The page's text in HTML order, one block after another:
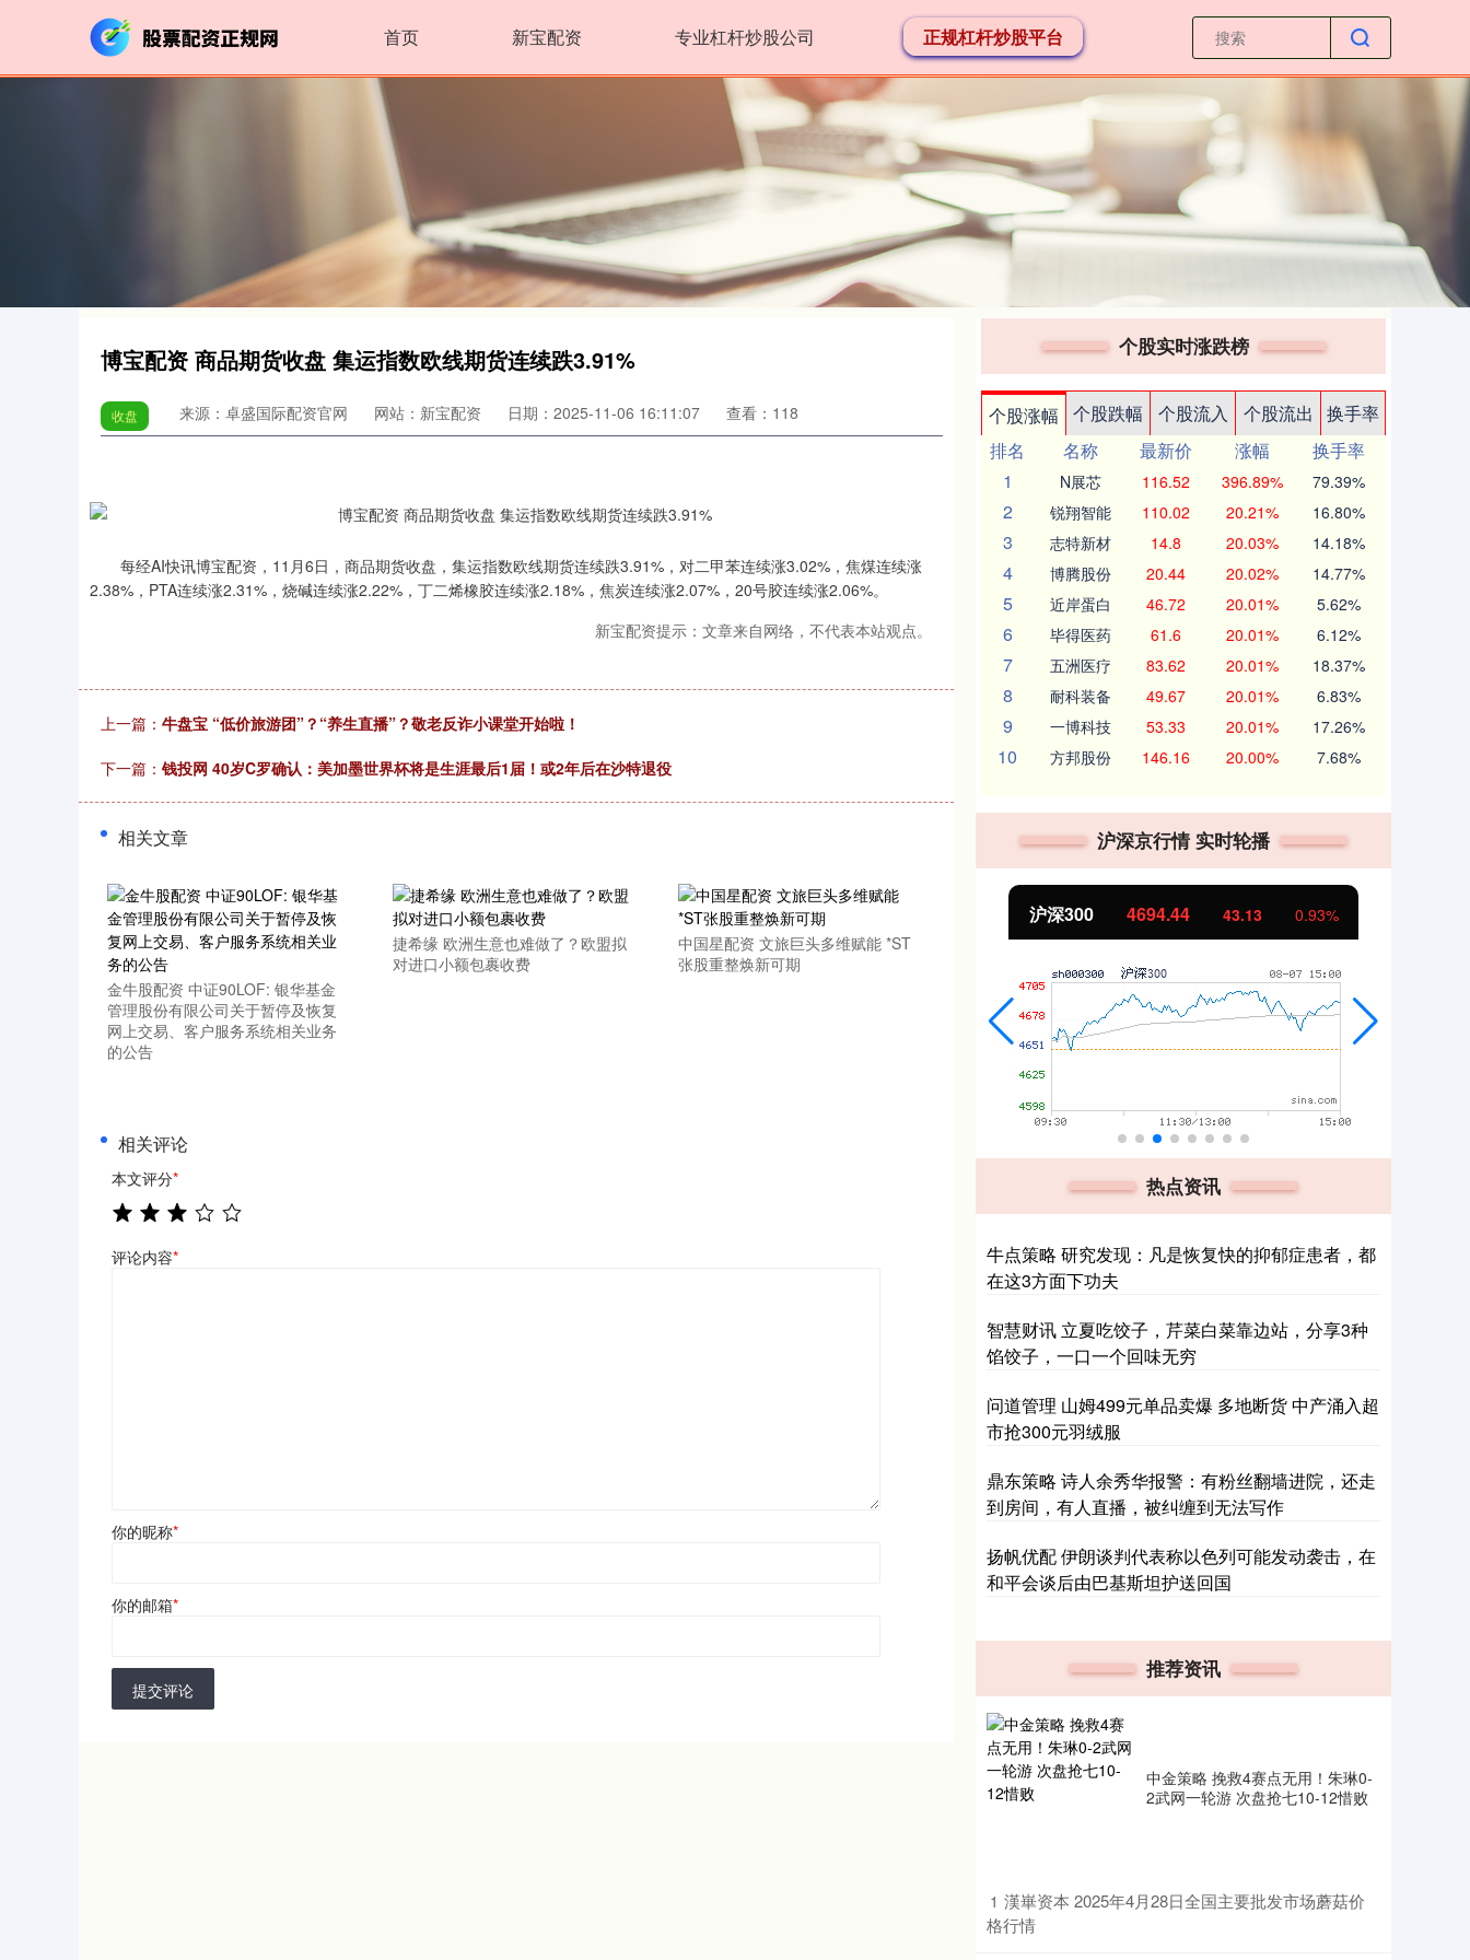
首页 新宝配资 专业杠杆炒股公司 正规杠杆炒股平台
博宝配资 商品期货收盘 集运指数欧线期货连续跌3.91%
收盘 来源：卓盛国际配资官网 网站：新宝配资 日期：2025-11-06 16:11:07 查看：118
每经AI快讯博宝配资，11月6日，商品期货收盘，集运指数欧线期货连续跌3.91%，对二甲苯连续涨3.02%，焦煤连续涨
2.38%，PTA连续涨2.31%，烧碱连续涨2.22%，丁二烯橡胶连续涨2.18%，焦炭连续涨2.07%，20号胶连续涨2.06%。
新宝配资提示：文章来自网络，不代表本站观点。
上一篇： 牛盘宝 “低价旅游团”？“养生直播”？敬老反诈小课堂开始啦！
下一篇： 钱投网 40岁C罗确认：美加墨世界杯将是生涯最后1届！或2年后在沙特退役
相关文章
金牛股配资 中证90LOF: 银华基金
管理股份有限公司关于暂停及恢复
网上交易、客户服务系统相关业务
的公告
捷希缘 欧洲生意也难做了？欧盟拟
对进口小额包裹收费
中国星配资 文旅巨头多维赋能 *ST
张股重整焕新可期
相关评论
本文评分*
评论内容*
你的昵称*
你的邮箱*
提交评论
个股实时涨跌榜
个股涨幅 个股跌幅 个股流入 个股流出
换手率
排名
名称 最新价 涨幅
换手率
1
N展芯 116.52 396.89% 79.39%
2 锐翔智能 110.02 20.21% 16.80%
3 志特新材 14.8 20.03% 14.18%
4 博腾股份 20.44 20.02% 14.77%
5 近岸蛋白 46.72 20.01% 5.62%
6 毕得医药 61.6 20.01% 6.12%
7 五洲医疗 83.62 20.01% 18.37%
8 耐科装备 49.67 20.01% 6.83%
9 一博科技 53.33 20.01% 17.26%
10 方邦股份 146.16 20.00% 7.68%
沪深京行情 实时轮播
深证成指 14311.01 200.89 1.42% 4694.44 43.13 北证50 1134.24 11.37 1.01%
热点资讯
牛点策略 研究发现：凡是恢复快的抑郁症患者，都
在这3方面下功夫
智慧财讯 立夏吃饺子，芹菜白菜靠边站，分享3种
馅饺子，一口一个回味无穷
问道管理 山姆499元单品卖爆 多地断货 中产涌入超
市抢300元羽绒服
鼎东策略 诗人余秀华报警：有粉丝翻墙进院，还走
到房间，有人直播，被纠缠到无法写作
扬帆优配 伊朗谈判代表称以色列可能发动袭击，在
和平会谈后由巴基斯坦护送回国
推荐资讯
中金策略 挽救4赛点无用！朱琳0-
2武网一轮游 次盘抢七10-12惜败
1 ​漢崋资本 2025年4月28日全国主要批发市场蘑菇价
格行情